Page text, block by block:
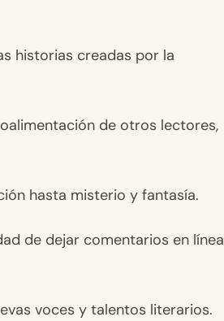
historias creadas por la
de otros lectores,
hasta misterio y fantasía.
de dejar comentarios en línea
voces y talentos literarios.